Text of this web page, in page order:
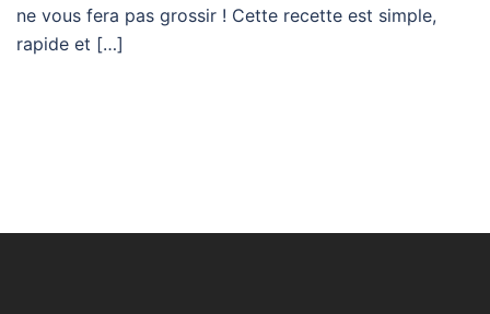
ne vous fera pas grossir ! Cette recette est simple,
rapide et […]